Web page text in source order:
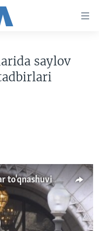
saylov
to'qnashuvi
available